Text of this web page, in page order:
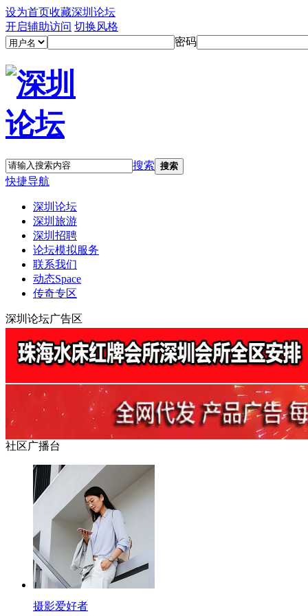
设为首页收藏深圳论坛
开启辅助访问 切换风格
密码
搜索 搜索
快捷导航
深圳论坛
深圳旅游
深圳招聘
论坛模拟服务
联系我们
动态Space
传奇专区
深圳论坛广告区
社区广播台
摄影爱好者